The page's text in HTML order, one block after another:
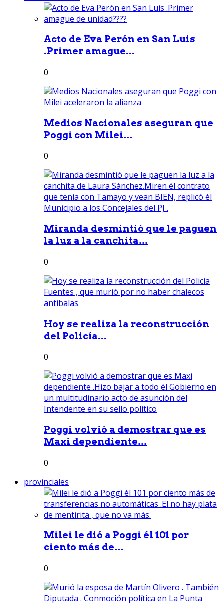
Acto de Eva Perón en San Luis
.Primer amague...
0
Medios Nacionales aseguran que
Poggi con Milei...
0
Miranda desmintió que le paguen
la luz a la canchita...
0
Hoy se realiza la reconstrucción
del Policía...
0
Poggi volvió a demostrar que es
Maxi dependiente...
0
provinciales
Milei le dió a Poggi él 101 por
ciento más de...
0